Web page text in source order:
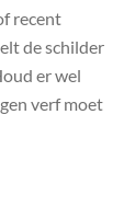
recent
de schilder
er wel
verf moet